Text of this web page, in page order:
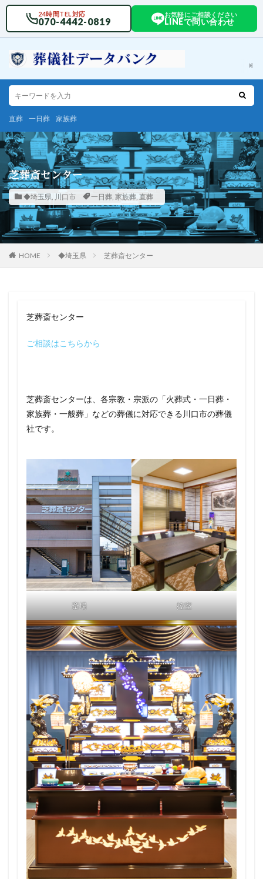
24時間TEL対応
070-4442-0819
お気軽にご相談ください
LINEで問い合わせ
直葬 一日葬 家族葬
芝葬斎センター
◆埼玉県, 川口市 一日葬, 家族葬, 直葬
HOME ◆埼玉県 芝葬斎センター
芝葬斎センター
ご相談はこちらから
芝葬斎センターは、各宗教・宗派の「火葬式・一日葬・
家族葬・一般葬」などの葬儀に対応できる川口市の葬儀
社です。
斎場 控室